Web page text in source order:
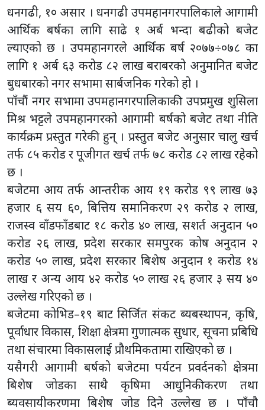
धनगढी, १० असार । धनगढी उपमहानगरपालिकाले आगामी
आर्थिक बर्षका लागि साढे १ अर्ब भन्दा बढीको बजेट
ल्याएको छ । उपमहानगरले आर्थिक बर्ष २०७७÷०७८ का
लागि १ अर्ब ६३ करोड ८२ लाख बराबरको अनुमानित बजेट
बुधबारको नगर सभामा सार्बजनिक गरेको हो ।
पाँचौं नगर सभामा उपमहानगरपालिकाकी उपप्रमुख शुसिला
मिश्र भट्टले उपमहानगरको आगामी बर्षको बजेट तथा नीति
कार्यक्रम प्रस्तुत गरेकी हुन् । प्रस्तुत बजेट अनुसार चालु खर्च
तर्फ ८५ करोड र पूजीगत खर्च तर्फ ७८ करोड ८२ लाख रहेको
छ ।
बजेटमा आय तर्फ आन्तरीक आय १९ करोड ९९ लाख ७३
हजार ६ सय ६०, बित्तिय समानिकरण २९ करोड २ लाख,
राजस्व वाँडफाँडबाट १८ करोड ४० लाख, सशर्त अनुदान ५०
करोड २६ लाख, प्रदेश सरकार समपुरक कोष अनुदान २
करोड ५० लाख, प्रदेश सरकार बिशेष अनुदान १ करोड १४
लाख र अन्य आय ४२ करोड ५० लाख २६ हजार ३ सय ४०
उल्लेख गरिएको छ ।
बजेटमा कोभिड–१९ बाट सिर्जित संकट ब्यबस्थापन, कृषि,
पूर्वाधार विकास, शिक्षा क्षेत्रमा गुणात्मक सुधार, सूचना प्रबिधि
तथा संचारमा विकासलाई प्रौथमिकतामा राखिएको छ ।
यसैगरी आगामी बर्षको बजेटमा पर्यटन प्रवर्दनको क्षेत्रमा
बिशेष जोडका साथै कृषिमा आधुनिकीकरण तथा
ब्यवसायीकरणमा बिशेष जोड दिने उल्लेख छ । पाँचौ